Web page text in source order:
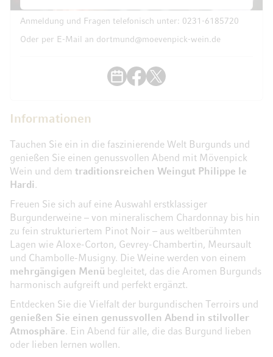
Anmeldung und Fragen telefonisch unter: 0231-6185720
Oder per E-Mail an dortmund@moevenpick-wein.de
Informationen
Tauchen Sie ein in die faszinierende Welt Burgunds und
genießen Sie einen genussvollen Abend mit Mövenpick
Wein und dem traditionsreichen Weingut Philippe le
Hardi.
Freuen Sie sich auf eine Auswahl erstklassiger
Burgunderweine – von mineralischem Chardonnay bis hin
zu fein strukturiertem Pinot Noir – aus weltberühmten
Lagen wie Aloxe-Corton, Gevrey-Chambertin, Meursault
und Chambolle-Musigny. Die Weine werden von einem
mehrgängigen Menü begleitet, das die Aromen Burgunds
harmonisch aufgreift und perfekt ergänzt.
Entdecken Sie die Vielfalt der burgundischen Terroirs und
genießen Sie einen genussvollen Abend in stilvoller
Atmosphäre. Ein Abend für alle, die das Burgund lieben
oder lieben lernen wollen.